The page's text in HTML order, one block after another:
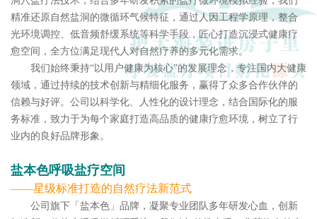
精准还原自然盐洞的微循环气候特征，通过人因工程学原理，整合
光环境调控、低音频舒缓系统等科学手段，匠心打造沉浸式健康疗
愈空间，全方位满足现代人对自然疗养的多元化需求。
我们始终秉持“以用户健康为核心”的发展理念，专注国内大健康
领域，通过持续的技术创新与精细化服务，赢得了众多合作伙伴的
信赖与好评。公司以科学化、人性化的设计理念，结合国际化的服
务标准，致力于为每个家庭打造高品质的健康疗愈环境，树立了行
业内的良好品牌形象。
‌盐本色呼吸盐疗空间‌
——星级标准打造的自然疗法新范式
公司旗下「盐本色」品牌，凝聚专业团队多年研发心血，创新